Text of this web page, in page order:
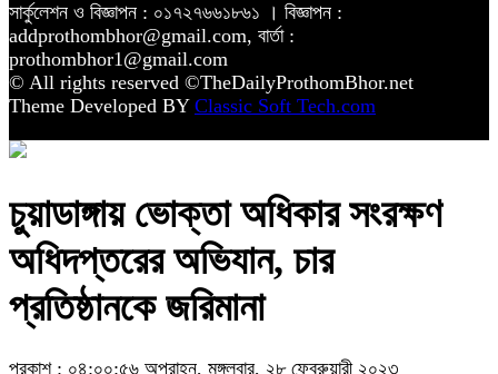
সার্কুলেশন ও বিজ্ঞাপন : ০১৭২৭৬৬১৮৬১ । বিজ্ঞাপন :
addprothombhor@gmail.com, বার্তা :
prothombhor1@gmail.com
© All rights reserved ©TheDailyProthomBhor.net
Theme Developed BY Classic Soft Tech.com
চুয়াডাঙ্গায় ভোক্তা অধিকার সংরক্ষণ
অধিদপ্তরের অভিযান, চার
প্রতিষ্ঠানকে জরিমানা
প্রকাশ : ০৪:০০:৫৬ অপরাহ্ন, মঙ্গলবার, ২৮ ফেব্রুয়ারী ২০২৩